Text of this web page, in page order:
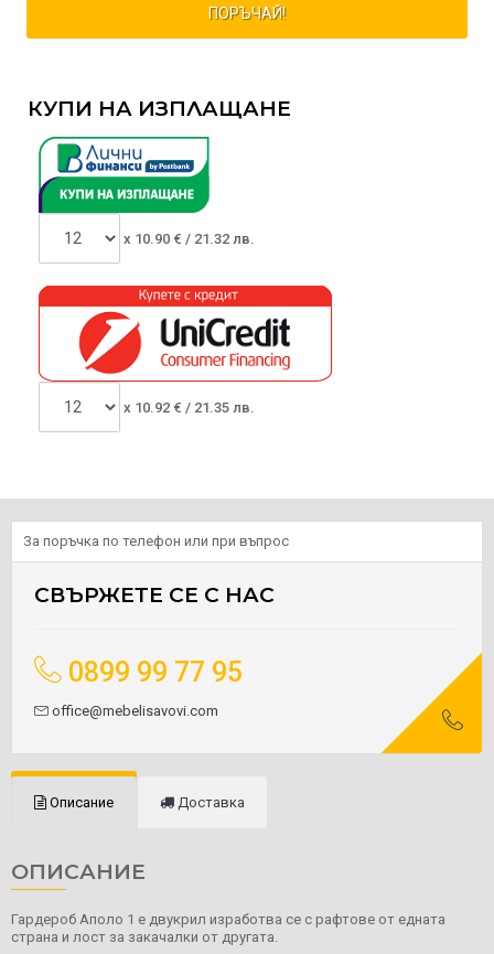
ПОРЪЧАЙ!
КУПИ НА ИЗПЛАЩАНЕ
x 10.90 € / 21.32 лв.
x 10.92 € / 21.35 лв.
За поръчка по телефон или при въпрос
СВЪРЖЕТЕ СЕ С НАС
0899 99 77 95
office@mebelisavovi.com
Описание Доставка
ОПИСАНИЕ
Гардероб Аполо 1 е двукрил изработва се с рафтове от едната
страна и лост за закачалки от другата.